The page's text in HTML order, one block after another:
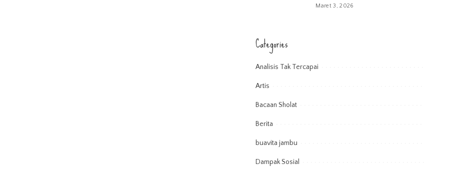
Maret 3, 2026
Categories
Analisis Tak Tercapai
Artis
Bacaan Sholat
Berita
buavita jambu
Dampak Sosial